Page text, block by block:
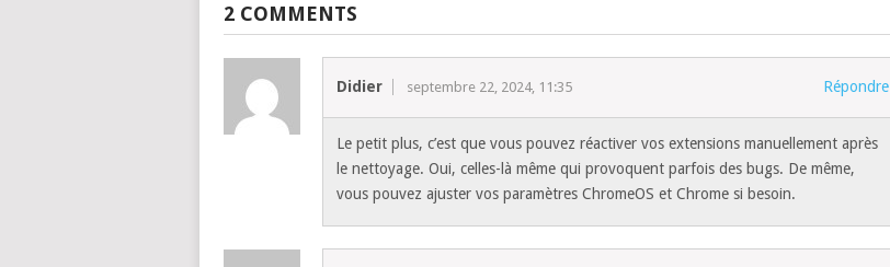
2 COMMENTS
Didier septembre 22, 2024, 11:35 Répondre
Le petit plus, c’est que vous pouvez réactiver vos extensions manuellement après
le nettoyage. Oui, celles-là même qui provoquent parfois des bugs. De même,
vous pouvez ajuster vos paramètres ChromeOS et Chrome si besoin.